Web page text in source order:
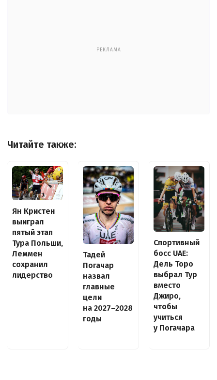
РЕКЛАМА
Читайте также:
Ян Кристен
выиграл
пятый этап
Тура Польши,
Леммен
сохранил
лидерство
Тадей
Погачар
назвал
главные
цели
на 2027–2028
годы
Спортивный
босс UAE:
Дель Торо
выбрал Тур
вместо
Джиро,
чтобы
учиться
у Погачара